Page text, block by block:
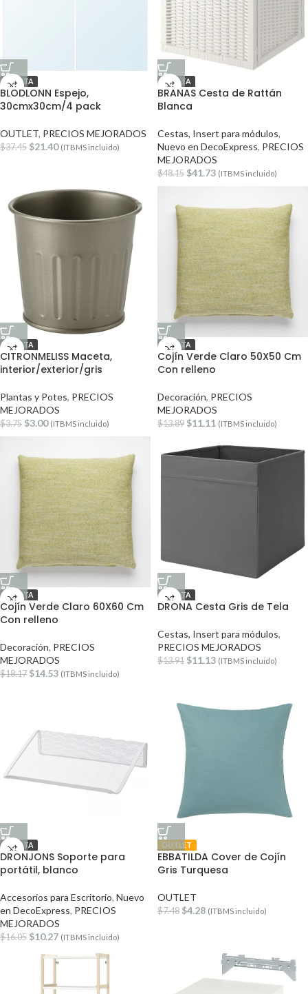
OFERTA
BLODLONN Espejo,
30cmx30cm/4 pack
OUTLET, PRECIOS MEJORADOS
$37.45 $21.40 (ITBMS incluido)
OFERTA
BRANAS Cesta de Rattán
Blanca
Cestas, Insert para módulos,
Nuevo en DecoExpress, PRECIOS
MEJORADOS
$48.15 $41.73 (ITBMS incluido)
OFERTA
CITRONMELISS Maceta,
interior/exterior/gris
Plantas y Potes, PRECIOS
MEJORADOS
$3.75 $3.00 (ITBMS incluido)
OFERTA
Cojín Verde Claro 50X50 Cm
Con relleno
Decoración, PRECIOS
MEJORADOS
$13.89 $11.11 (ITBMS incluido)
OFERTA
Cojín Verde Claro 60X60 Cm
Con relleno
Decoración, PRECIOS
MEJORADOS
$18.17 $14.53 (ITBMS incluido)
OFERTA
DRONA Cesta Gris de Tela
Cestas, Insert para módulos,
PRECIOS MEJORADOS
$13.91 $11.13 (ITBMS incluido)
OFERTA
DRONJONS Soporte para
portátil, blanco
Accesorios para Escritorio, Nuevo
en DecoExpress, PRECIOS
MEJORADOS
$16.05 $10.27 (ITBMS incluido)
OUTLET
EBBATILDA Cover de Cojín
Gris Turquesa
OUTLET
$7.48 $4.28 (ITBMS incluido)